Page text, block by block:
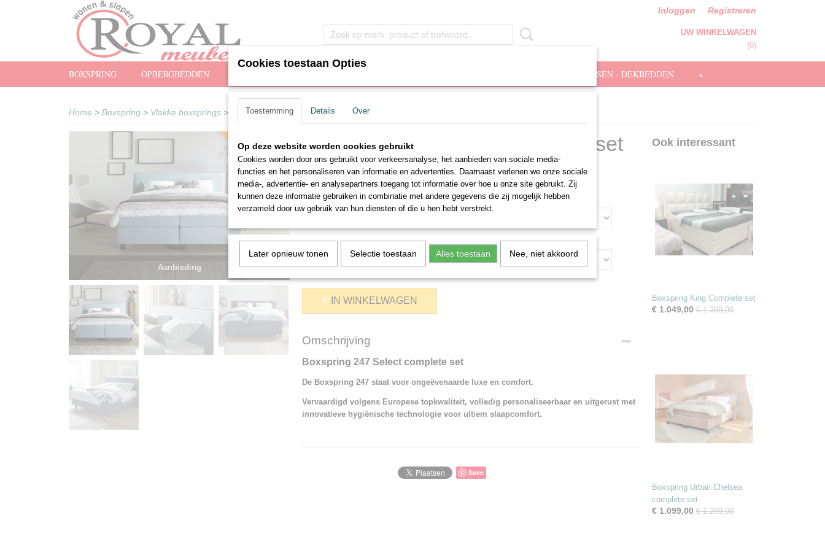
Inloggen Registreren
UW WINKELWAGEN
(0)
BOXSPRING OPBERGBEDDEN HOOFDKUSSEN - DEKBEDDEN +
Home > Boxspring > Vlakke boxsprings > Boxspring 247 Select complete set
Aanbieding
Premium kwaliteit Boxspring 247 Select complete set
€ 3100,00 € 2475,00 (inclusief btw 21%)
Selecteer Bed Maat Selecteer Topper / Oplegmatras
Selecteer kleur Boxspring poten
IN WINKELWAGEN
Omschrijving
Boxspring 247 Select complete set
De Boxspring 247 staat voor ongeëvenaarde luxe en comfort.
Vervaardigd volgens Europese topkwaliteit, volledig personaliseerbaar en uitgerust met
innovatieve hygiënische technologie voor ultiem slaapcomfort.
Save
Ook interessant
Boxspring King Complete set
€ 1.049,00 € 1.399,00
Boxspring Urban Chelsea
complete set
€ 1.099,00 € 1.299,00
Cookies toestaan Opties
Toestemming Details Over
Op deze website worden cookies gebruikt
Cookies worden door ons gebruikt voor verkeersanalyse, het aanbieden van sociale media-
functies en het personaliseren van informatie en advertenties. Daarnaast verlenen we onze sociale
media-, advertentie- en analysepartners toegang tot informatie over hoe u onze site gebruikt. Zij
kunnen deze informatie gebruiken in combinatie met andere gegevens die zij mogelijk hebben
verzameld door uw gebruik van hun diensten of die u hen hebt verstrekt.
Later opnieuw tonen Selectie toestaan Alles toestaan Nee, niet akkoord